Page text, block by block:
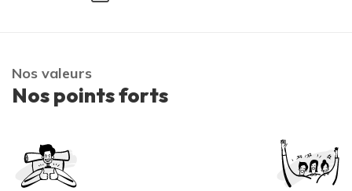
Nos valeurs
Nos points forts